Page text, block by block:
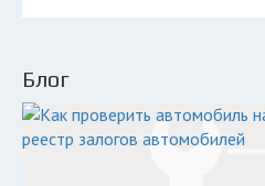
Блог